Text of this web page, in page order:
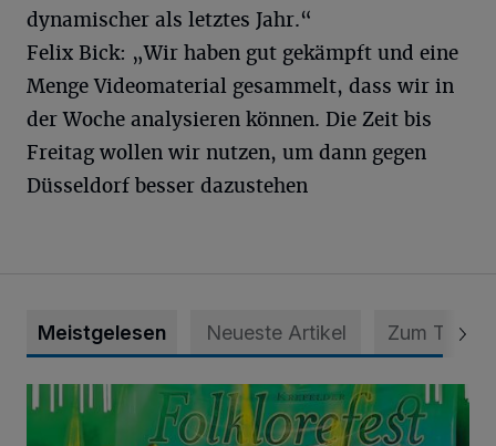
dynamischer als letztes Jahr.“
Felix Bick: „Wir haben gut gekämpft und eine
Menge Videomaterial gesammelt, dass wir in
der Woche analysieren können. Die Zeit bis
Freitag wollen wir nutzen, um dann gegen
Düsseldorf besser dazustehen
Meistgelesen Neueste Artikel Zum Thema
Folklorefest Krefeld – „Frauen dieser Welt“